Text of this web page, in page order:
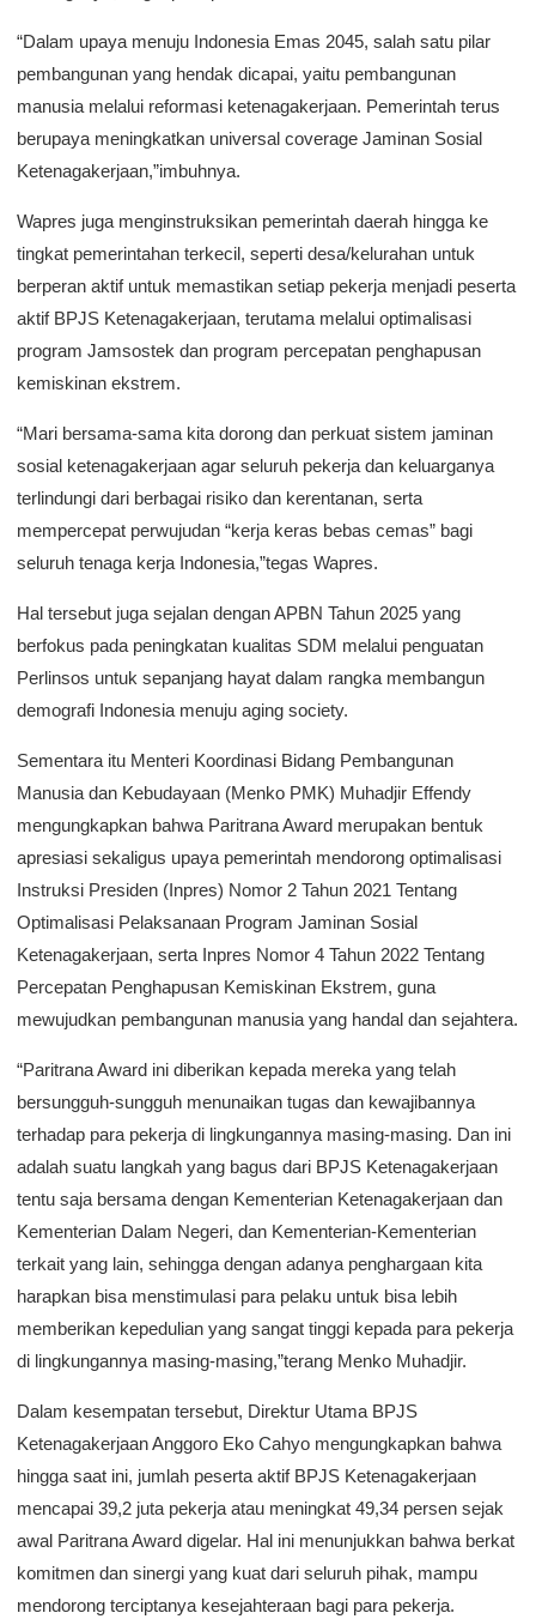
“Dalam upaya menuju Indonesia Emas 2045, salah satu pilar
pembangunan yang hendak dicapai, yaitu pembangunan
manusia melalui reformasi ketenagakerjaan. Pemerintah terus
berupaya meningkatkan universal coverage Jaminan Sosial
Ketenagakerjaan,”imbuhnya.
Wapres juga menginstruksikan pemerintah daerah hingga ke
tingkat pemerintahan terkecil, seperti desa/kelurahan untuk
berperan aktif untuk memastikan setiap pekerja menjadi peserta
aktif BPJS Ketenagakerjaan, terutama melalui optimalisasi
program Jamsostek dan program percepatan penghapusan
kemiskinan ekstrem.
“Mari bersama-sama kita dorong dan perkuat sistem jaminan
sosial ketenagakerjaan agar seluruh pekerja dan keluarganya
terlindungi dari berbagai risiko dan kerentanan, serta
mempercepat perwujudan “kerja keras bebas cemas” bagi
seluruh tenaga kerja Indonesia,”tegas Wapres.
Hal tersebut juga sejalan dengan APBN Tahun 2025 yang
berfokus pada peningkatan kualitas SDM melalui penguatan
Perlinsos untuk sepanjang hayat dalam rangka membangun
demografi Indonesia menuju aging society.
Sementara itu Menteri Koordinasi Bidang Pembangunan
Manusia dan Kebudayaan (Menko PMK) Muhadjir Effendy
mengungkapkan bahwa Paritrana Award merupakan bentuk
apresiasi sekaligus upaya pemerintah mendorong optimalisasi
Instruksi Presiden (Inpres) Nomor 2 Tahun 2021 Tentang
Optimalisasi Pelaksanaan Program Jaminan Sosial
Ketenagakerjaan, serta Inpres Nomor 4 Tahun 2022 Tentang
Percepatan Penghapusan Kemiskinan Ekstrem, guna
mewujudkan pembangunan manusia yang handal dan sejahtera.
“Paritrana Award ini diberikan kepada mereka yang telah
bersungguh-sungguh menunaikan tugas dan kewajibannya
terhadap para pekerja di lingkungannya masing-masing. Dan ini
adalah suatu langkah yang bagus dari BPJS Ketenagakerjaan
tentu saja bersama dengan Kementerian Ketenagakerjaan dan
Kementerian Dalam Negeri, dan Kementerian-Kementerian
terkait yang lain, sehingga dengan adanya penghargaan kita
harapkan bisa menstimulasi para pelaku untuk bisa lebih
memberikan kepedulian yang sangat tinggi kepada para pekerja
di lingkungannya masing-masing,”terang Menko Muhadjir.
Dalam kesempatan tersebut, Direktur Utama BPJS
Ketenagakerjaan Anggoro Eko Cahyo mengungkapkan bahwa
hingga saat ini, jumlah peserta aktif BPJS Ketenagakerjaan
mencapai 39,2 juta pekerja atau meningkat 49,34 persen sejak
awal Paritrana Award digelar. Hal ini menunjukkan bahwa berkat
komitmen dan sinergi yang kuat dari seluruh pihak, mampu
mendorong terciptanya kesejahteraan bagi para pekerja.